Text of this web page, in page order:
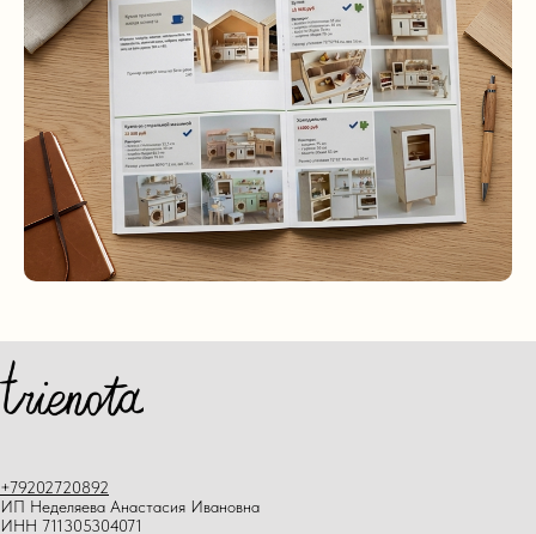
+79202720892
ИП Неделяева Анастасия Ивановна
ИНН 711305304071